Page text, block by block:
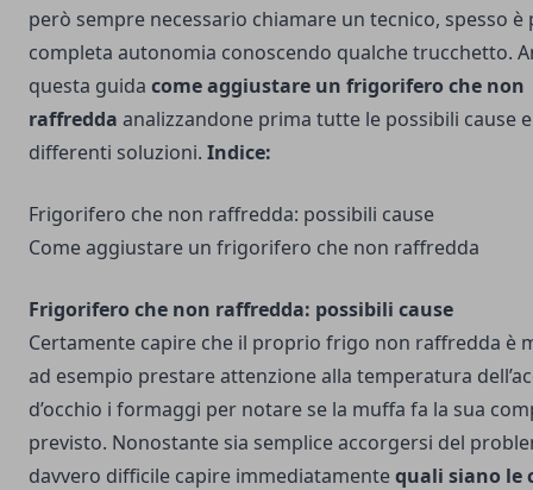
però sempre necessario chiamare un tecnico, spesso è
completa autonomia conoscendo qualche trucchetto.
questa guida come aggiustare un frigorifero che non
raffredda analizzandone prima tutte le possibili cause
differenti soluzioni. Indice:
Frigorifero che non raffredda: possibili cause
Come aggiustare un frigorifero che non raffredda
Frigorifero che non raffredda: possibili cause
Certamente capire che il proprio frigo non raffredda è
ad esempio prestare attenzione alla temperatura
d’occhio i formaggi per notare se la muffa fa la sua
previsto. Nonostante sia semplice accorgersi del
davvero difficile capire immediatamentequali siano le